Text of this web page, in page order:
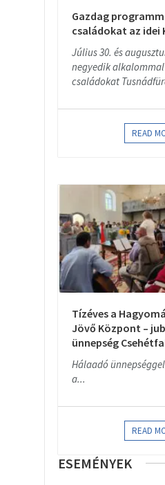
Gazdag
családokat az idei
Július 30. és
negyedik
családokat
READ
Tízéves a
Jövő Központ –
ünnepség
Hálaadó
a...
READ
ESEMÉNYEK